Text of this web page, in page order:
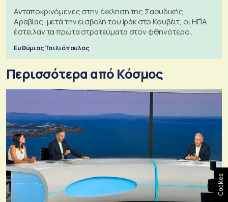
Ανταποκρινόμενες στην έκκληση της Σαουδικής
Αραβίας, μετά την εισβολή του Ιράκ στο Κουβέιτ, οι ΗΠΑ
έστειλαν τα πρώτα στρατεύματα στον φθηνότερο
πόλεμο της ιστορίας τους
Ευθύμιος Τσιλιόπουλος
Περισσότερα από Κόσμος
Cookies